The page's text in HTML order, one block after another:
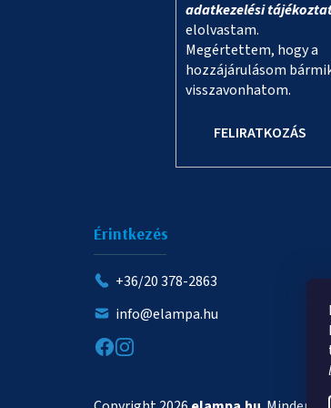
adatkezelési
elolvastam.
Megértettem, hogy a
hozzájárulásom
visszavonhatom.
FELIRATKOZÁS
Érintkezés
+36/20 378-2863
info@elampa.hu